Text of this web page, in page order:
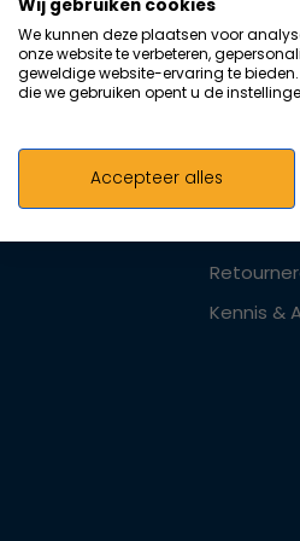
Suchergebnis
zu
gelangen.
Benutzer
Touchgeräten
können
Über
Kennis &
Wij gebruiken cookies
We kunnen deze plaatsen voor
onze website te verbeteren,
geweldige website-ervaring te
die we gebruiken opent u de
Accepteer alles